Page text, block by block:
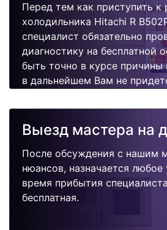
Перед тем как приступить к
холодильника Hitachi R
специалист обязательно
диагностику на бесплатной
быть точно в курсе причины
в дальнейшем Вам не
поломок.
Выезд мастера на
После обсуждения с нашим
нюансов, назначается любое
время прибытия
бесплатная.